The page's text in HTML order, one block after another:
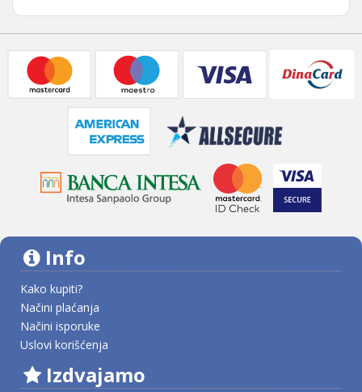
Info
Kako kupiti?
Načini plaćanja
Načini isporuke
Uslovi korišćenja
Izdvajamo